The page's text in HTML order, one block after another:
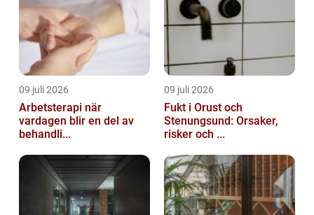
09 juli 2026
Arbetsterapi när
vardagen blir en del av
behandli...
09 juli 2026
Fukt i Orust och
Stenungsund: Orsaker,
risker och ...